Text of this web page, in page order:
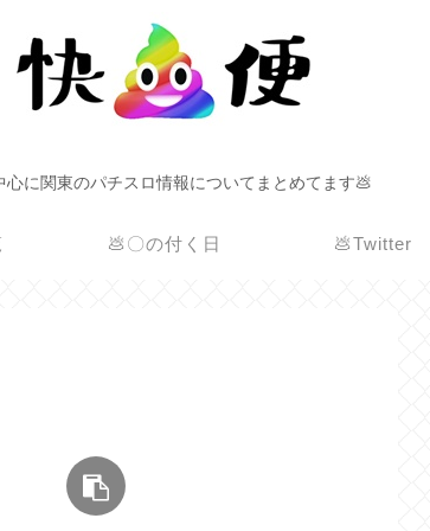
心に関東のパチスロ情報についてまとめてます💩
💩〇の付く日 💩Twitter